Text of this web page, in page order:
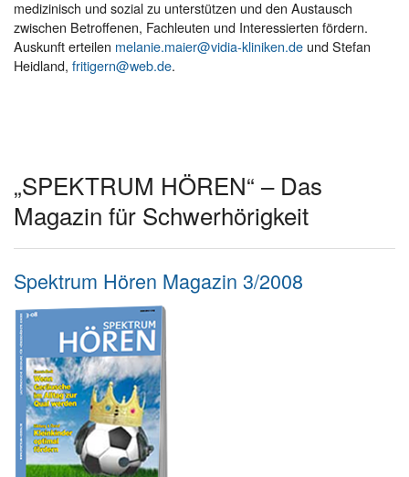
medizinisch und sozial zu unterstützen und den Austausch
zwischen Betroffenen, Fachleuten und Interessierten fördern.
Auskunft erteilen melanie.maier@vidia-kliniken.de und Stefan
Heidland, fritigern@web.de.
„SPEKTRUM HÖREN“ – Das
Magazin für Schwerhörigkeit
Spektrum Hören Magazin 3/2008